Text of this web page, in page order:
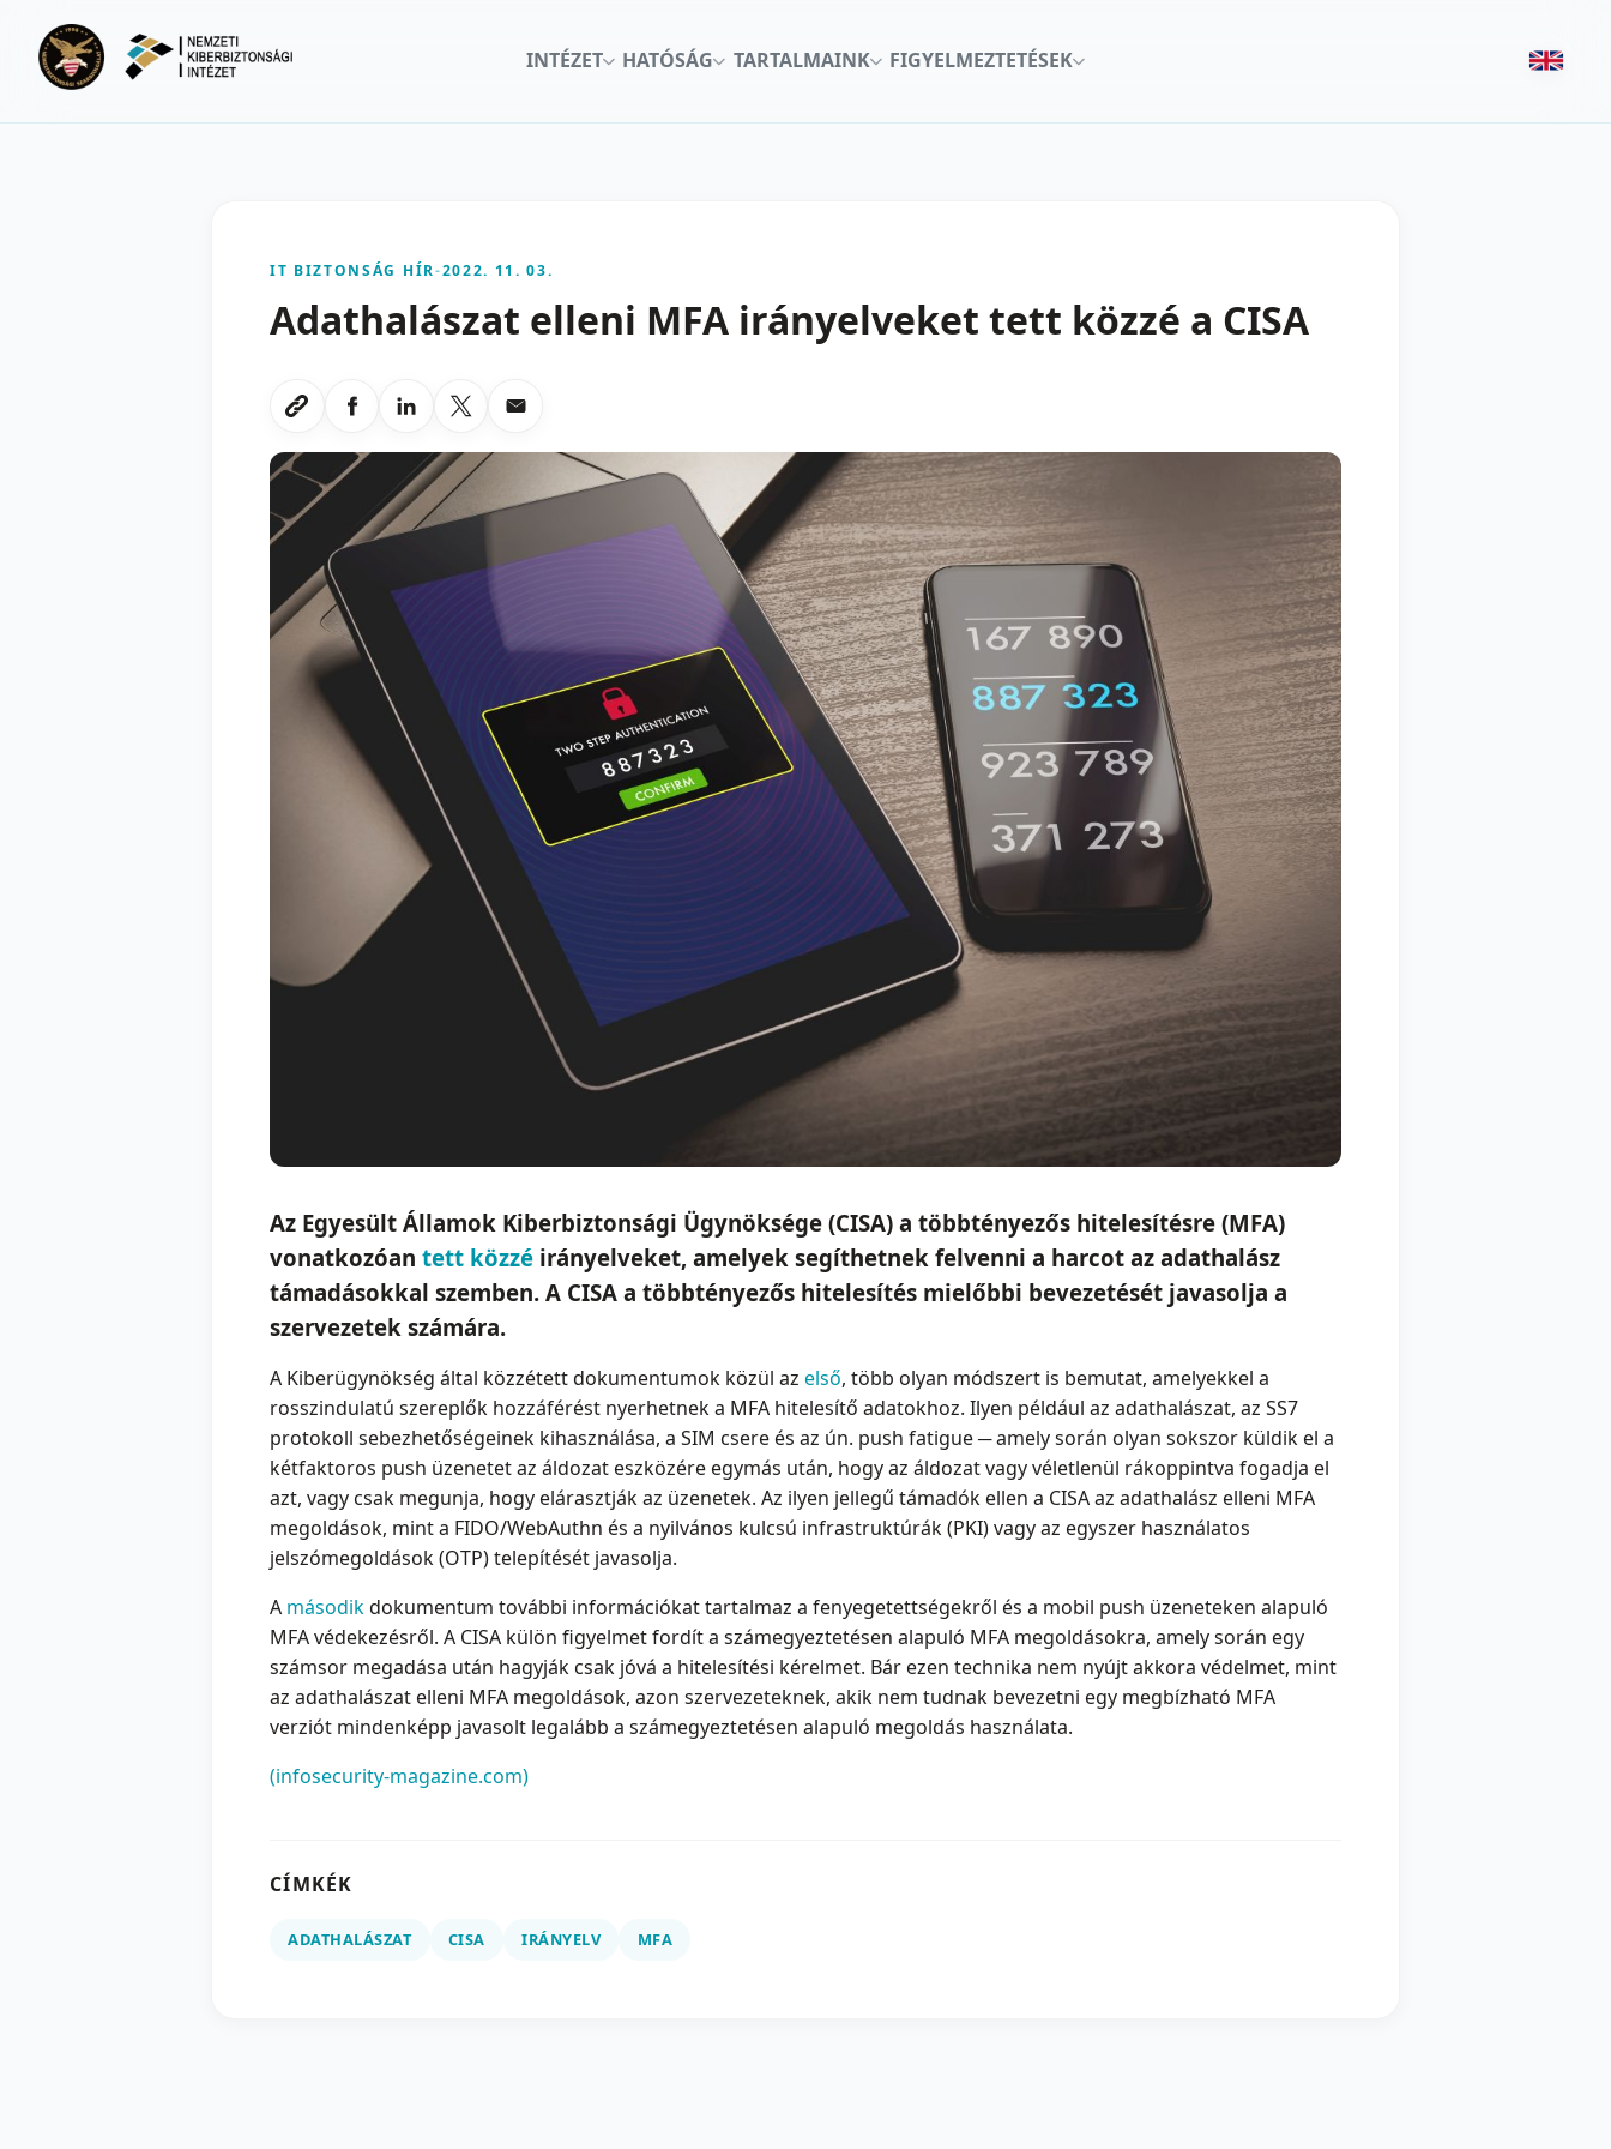
INTÉZET
HATÓSÁG TARTALMAINK FIGYELMEZTETÉSEK
IT BIZTONSÁG HÍR-2022. 11. 03.
Adathalászat elleni MFA irányelveket tett közzé a CISA
Link masolasa
Megosztas Facebookon
Megosztas LinkedInen
Megosztas X-en
Megosztas emailben
Az Egyesült Államok Kiberbiztonsági Ügynöksége (CISA) a többtényezős hitelesítésre (MFA)
vonatkozóan tett közzé irányelveket, amelyek segíthetnek felvenni a harcot az adathalász
támadásokkal szemben. A CISA a többtényezős hitelesítés mielőbbi bevezetését javasolja a
szervezetek számára.
A Kiberügynökség által közzétett dokumentumok közül az első, több olyan módszert is bemutat, amelyekkel a
rosszindulatú szereplők hozzáférést nyerhetnek a MFA hitelesítő adatokhoz. Ilyen például az adathalászat, az SS7
protokoll sebezhetőségeinek kihasználása, a SIM csere és az ún. push fatigue ─ amely során olyan sokszor küldik el a
kétfaktoros push üzenetet az áldozat eszközére egymás után, hogy az áldozat vagy véletlenül rákoppintva fogadja el
azt, vagy csak megunja, hogy elárasztják az üzenetek. Az ilyen jellegű támadók ellen a CISA az adathalász elleni MFA
megoldások, mint a FIDO/WebAuthn és a nyilvános kulcsú infrastruktúrák (PKI) vagy az egyszer használatos
jelszómegoldások (OTP) telepítését javasolja.
A másodikdokumentum további információkat tartalmaz a fenyegetettségekről és a mobil push üzeneteken alapuló
MFA védekezésről. A CISA külön figyelmet fordít a számegyeztetésen alapuló MFA megoldásokra, amely során egy
számsor megadása után hagyják csak jóvá a hitelesítési kérelmet. Bár ezen technika nem nyújt akkora védelmet, mint
az adathalászat elleni MFA megoldások, azon szervezeteknek, akik nem tudnak bevezetni egy megbízható MFA
verziót mindenképp javasolt legalább a számegyeztetésen alapuló megoldás használata.
(infosecurity-magazine.com)
CÍMKÉK
ADATHALÁSZAT CISA IRÁNYELV MFA